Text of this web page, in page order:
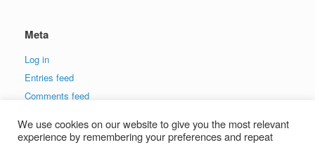
Meta
Log in
Entries feed
Comments feed
We use cookies on our website to give you the most relevant
experience by remembering your preferences and repeat